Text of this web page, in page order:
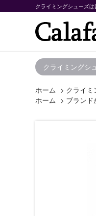
クライミングシューズ
クライミングシ
ホーム > クライミ
ホーム > ブランド